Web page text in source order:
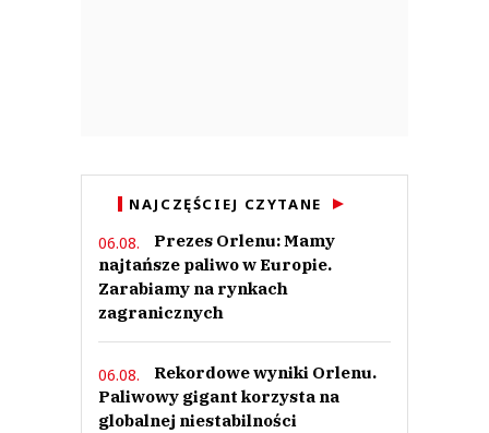
NAJCZĘŚCIEJ CZYTANE
06.08.
Prezes Orlenu: Mamy
najtańsze paliwo w Europie.
Zarabiamy na rynkach
zagranicznych
06.08.
Rekordowe wyniki Orlenu.
Paliwowy gigant korzysta na
globalnej niestabilności